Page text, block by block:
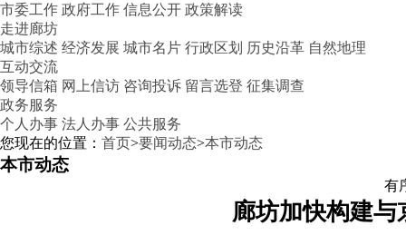
市委工作 政府工作 信息公开 政策解读
走进廊坊
城市综述 经济发展 城市名片 行政区划 历史沿革 自然地理
互动交流
领导信箱 网上信访 咨询投诉 留言选登 征集调查
政务服务
个人办事 法人办事 公共服务
您现在的位置： 首页>要闻动态>本市动态
本市动态
有
廊坊加快构建